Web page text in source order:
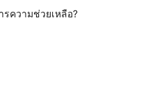
รความช่วยเหลือ?